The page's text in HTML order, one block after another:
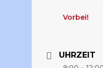
Vorbei!
UHRZEIT